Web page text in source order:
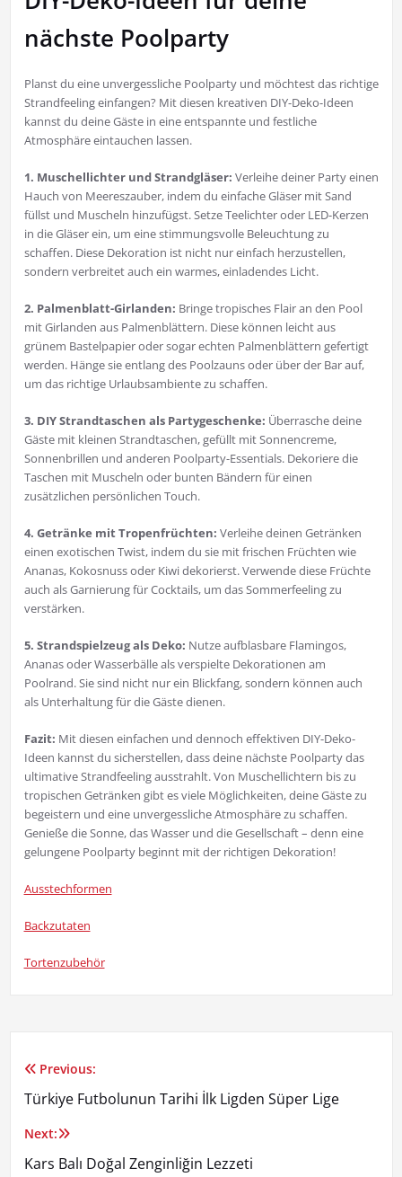
nächste Poolparty
Planst du eine unvergessliche Poolparty und möchtest das richtige
Strandfeeling einfangen? Mit diesen kreativen DIY-Deko-Ideen
kannst du deine Gäste in eine entspannte und festliche
Atmosphäre eintauchen lassen.
1. Muschellichter und Strandgläser: Verleihe deiner Party einen
Hauch von Meereszauber, indem du einfache Gläser mit Sand
füllst und Muscheln hinzufügst. Setze Teelichter oder LED-Kerzen
in die Gläser ein, um eine stimmungsvolle Beleuchtung zu
schaffen. Diese Dekoration ist nicht nur einfach herzustellen,
sondern verbreitet auch ein warmes, einladendes Licht.
2. Palmenblatt-Girlanden: Bringe tropisches Flair an den Pool
mit Girlanden aus Palmenblättern. Diese können leicht aus
grünem Bastelpapier oder sogar echten Palmenblättern gefertigt
werden. Hänge sie entlang des Poolzauns oder über der Bar auf,
um das richtige Urlaubsambiente zu schaffen.
3. DIY Strandtaschen als Partygeschenke: Überrasche deine
Gäste mit kleinen Strandtaschen, gefüllt mit Sonnencreme,
Sonnenbrillen und anderen Poolparty-Essentials. Dekoriere die
Taschen mit Muscheln oder bunten Bändern für einen
zusätzlichen persönlichen Touch.
4. Getränke mit Tropenfrüchten: Verleihe deinen Getränken
einen exotischen Twist, indem du sie mit frischen Früchten wie
Ananas, Kokosnuss oder Kiwi dekorierst. Verwende diese Früchte
auch als Garnierung für Cocktails, um das Sommerfeeling zu
verstärken.
5. Strandspielzeug als Deko: Nutze aufblasbare Flamingos,
Ananas oder Wasserbälle als verspielte Dekorationen am
Poolrand. Sie sind nicht nur ein Blickfang, sondern können auch
als Unterhaltung für die Gäste dienen.
Fazit: Mit diesen einfachen und dennoch effektiven DIY-Deko-
Ideen kannst du sicherstellen, dass deine nächste Poolparty das
ultimative Strandfeeling ausstrahlt. Von Muschellichtern bis zu
tropischen Getränken gibt es viele Möglichkeiten, deine Gäste zu
begeistern und eine unvergessliche Atmosphäre zu schaffen.
Genieße die Sonne, das Wasser und die Gesellschaft – denn eine
gelungene Poolparty beginnt mit der richtigen Dekoration!
Ausstechformen
Backzutaten
Tortenzubehör
Yazı
gezinmesi
Previous:
Türkiye Futbolunun Tarihi İlk Ligden Süper Lige
Next:
Kars Balı Doğal Zenginliğin Lezzeti